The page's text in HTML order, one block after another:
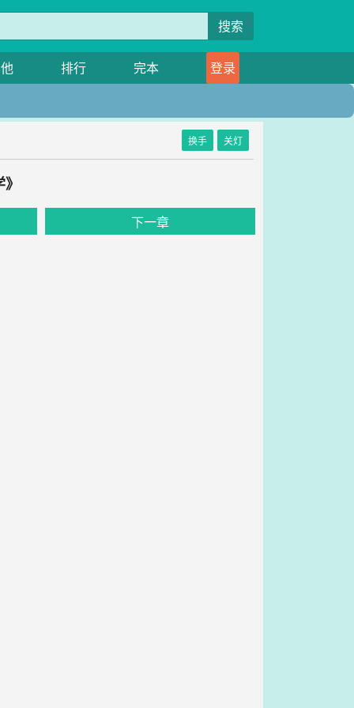
搜索
排行 完本 登录
换手 关灯
下一章